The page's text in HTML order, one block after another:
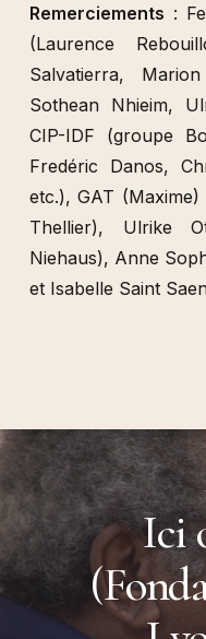
Remerciements :
(Laurence
Salvatierra,
Sothean Nhieim,
CIP-IDF (groupe
Fredéric Danos,
etc.), GAT
Thellier), Ulrike
Niehaus), Anne
et Isabelle Saint
Ici